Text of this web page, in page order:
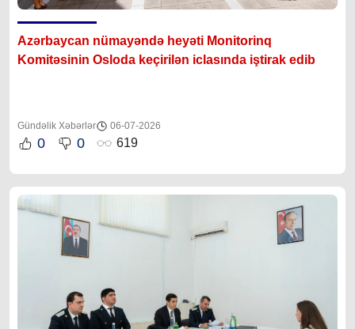
Azərbaycan nümayəndə heyəti Monitorinq
Komitəsinin Osloda keçirilən iclasında iştirak edib
Gündəlik Xəbərlər 06-07-2026
0 0 619